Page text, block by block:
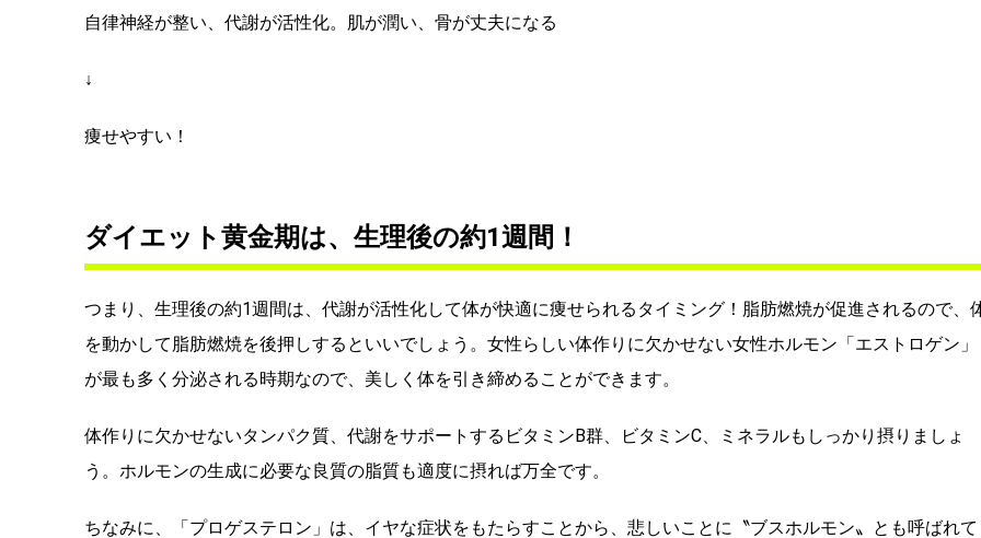
自律神経が整い、代謝が活性化。肌が潤い、骨が丈夫になる
↓
痩せやすい！
ダイエット黄金期は、生理後の約1週間！
つまり、生理後の約1週間は、代謝が活性化して体が快適に痩せられるタイミング！脂肪燃焼が促進されるので、
を動かして脂肪燃焼を後押しするといいでしょう。女性らしい体作りに欠かせない女性ホルモン「エストロゲン」
が最も多く分泌される時期なので、美しく体を引き締めることができます。
体作りに欠かせないタンパク質、代謝をサポートするビタミンB群、ビタミンC、ミネラルもしっかり摂りましょ
う。ホルモンの生成に必要な良質の脂質も適度に摂れば万全です。
ちなみに、「プロゲステロン」は、イヤな症状をもたらすことから、悲しいことに〝ブスホルモン〟とも呼ばれて